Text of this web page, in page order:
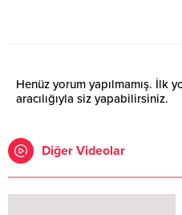
Henüz yorum yapılmamış. İlk
aracılığıyla siz yapabilirsiniz.
Diğer Videolar